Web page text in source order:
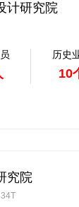
计研究院
历史
10
究院